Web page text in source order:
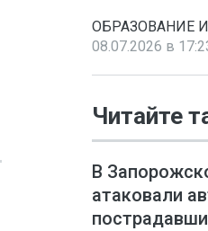
ОБРАЗОВАНИЕ
08.07.2026 в
Читайте
В
атаковали